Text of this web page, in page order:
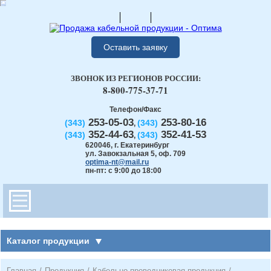
Оставить заявку
Телефон/Факс
(343) 253-05-03, (343) 253-80-16
(343) 352-44-63, (343) 352-41-53
620046, г. Екатеринбург
ул. Завокзальная 5, оф. 709
optima-nt@mail.ru
пн-пт: с 9:00 до 18:00
ЗВОНОК ИЗ РЕГИОНОВ РОССИИ:
8-800-775-37-71
Каталог продукции